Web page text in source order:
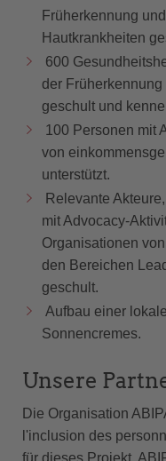
Früherkennung
Hautkrankheiten
600
der
geschult und
100 Personen mit
von
unterstützt.
Relevante
mit Advocacy-
Organisationen
den Bereichen
geschult.
Aufbau einer
Sonnencremes.
Unsere
Die Organisation
l'inclusion des